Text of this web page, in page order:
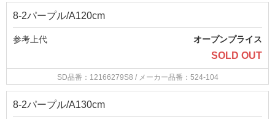
8-2パープル/A120cm
参考上代 オープンプライス
SOLD OUT
SD品番：12166279S8 / メーカー品番：524-104
8-2パープル/A130cm